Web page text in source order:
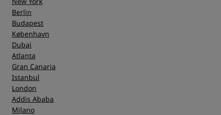
Berlin
Budapest
København
Dubai
Atlanta
Gran Canaria
Istanbul
London
Addis Ababa
Milano